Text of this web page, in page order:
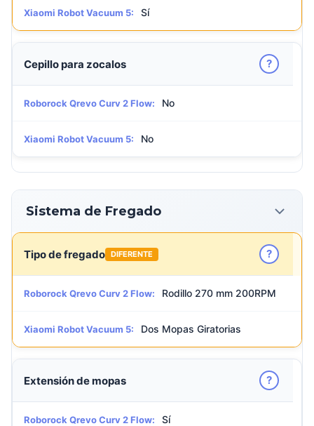
Xiaomi Robot Vacuum 5: Sí
Cepillo para zocalos ?
Roborock Qrevo Curv 2 Flow: No
Xiaomi Robot Vacuum 5: No
Sistema de Fregado
Tipo de fregado DIFERENTE ?
Roborock Qrevo Curv 2 Flow: Rodillo 270 mm 200RPM
Xiaomi Robot Vacuum 5: Dos Mopas Giratorias
Extensión de mopas ?
Roborock Qrevo Curv 2 Flow: Sí